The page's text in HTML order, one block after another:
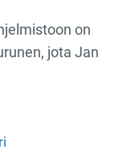
on
jota Jan